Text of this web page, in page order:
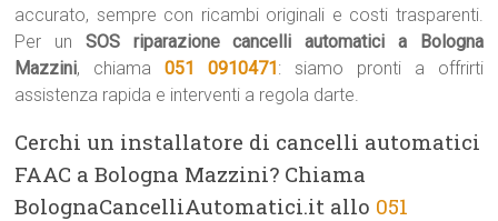
accurato, sempre con ricambi originali e costi trasparenti.
Per un SOS riparazione cancelli automatici a Bologna
Mazzini, chiama051 0910471: siamo pronti a offrirti
assistenza rapida e interventi a regola darte.
Cerchi un installatore di cancelli automatici
FAAC a Bologna Mazzini? Chiama
BolognaCancelliAutomatici.it allo 051